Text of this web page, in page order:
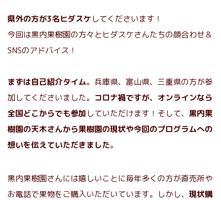
県外の方が3名ヒダスケしてくださいます！
今回は黒内果樹園の方々とヒダスケさんたちの顔合わせ＆
SNSのアドバイス！
まずは自己紹介タイム。兵庫県、富山県、三重県の方が参
加してくださいました。 コロナ禍ですが、オンラインなら
全国どこからでも参加 していただけます！そして、 黒内果
樹園の天木さんから果樹園の現状や今回のプログラムへの
想いを伝えていただきました。
黒内果樹園さんには嬉しいことに毎年多くの方が直売所や
お電話で果物をご購入いただいています。しかし、 現状購